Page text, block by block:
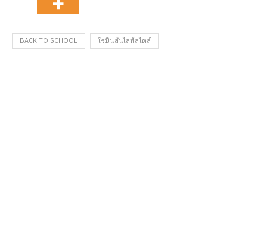
BACK TO SCHOOL โรบินสันไลฟ์สไตล์